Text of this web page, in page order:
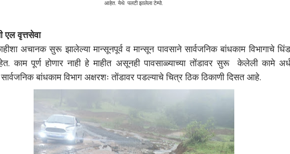
आहेत. येथे पलटी झालेला टेम्पो.
वृत्तसेवा
अचानक सुरू झालेल्या मान्सूनपूर्व व मान्सून पावसाने सार्वजनिक बांधकाम विभागाचे
काम पूर्ण होणार नाही हे माहीत असूनही पावसाळ्याच्या तोंडावर सुरू केलेली कामे
बांधकाम विभाग अक्षरशः तोंडावर पडल्याचे चित्र ठिक ठिकाणी दिसत आहे.